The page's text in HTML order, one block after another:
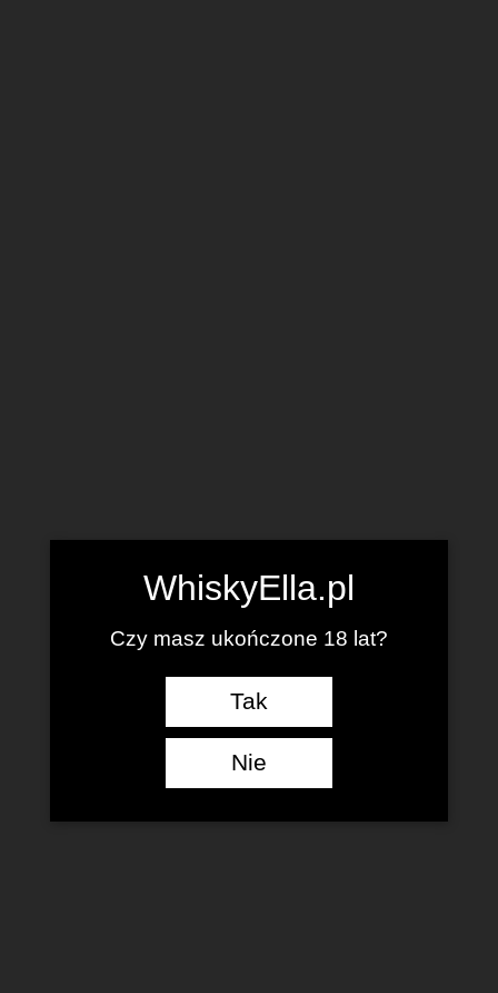
WhiskyElla.pl
Czy masz ukończone 18 lat?
Tak
Nie